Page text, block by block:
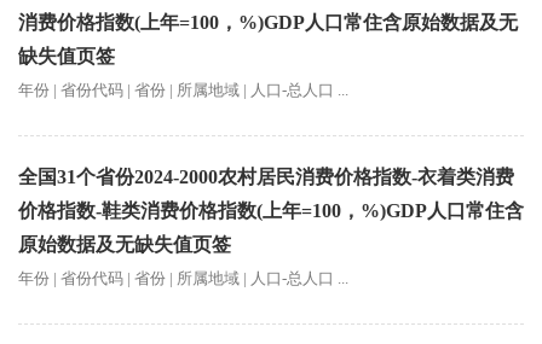
消费价格指数(上年=100，%)GDP人口常住含原始数据及无
缺失值页签
年份 | 省份代码 | 省份 | 所属地域 | 人口-总人口 ...
全国31个省份2024-2000农村居民消费价格指数-衣着类消费
价格指数-鞋类消费价格指数(上年=100，%)GDP人口常住含
原始数据及无缺失值页签
年份 | 省份代码 | 省份 | 所属地域 | 人口-总人口 ...